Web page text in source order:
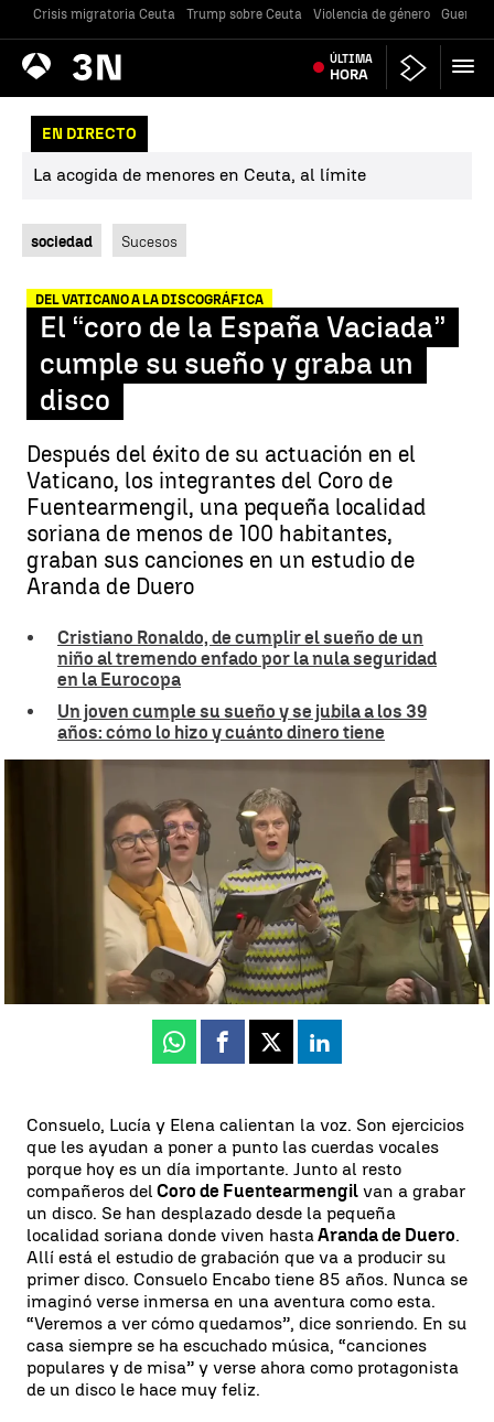
Crisis migratoria Ceuta Trump sobre Ceuta Violencia de género Guerra
Antena
3 Noticias ÚLTIMA
HORA
EN DIRECTO
La acogida de menores en Ceuta, al límite
sociedad Sucesos
DEL VATICANO A LA DISCOGRÁFICA
El “coro de la España Vaciada”
cumple su sueño y graba un
disco
Después del éxito de su actuación en el
Vaticano, los integrantes del Coro de
Fuentearmengil, una pequeña localidad
soriana de menos de 100 habitantes,
graban sus canciones en un estudio de
Aranda de Duero
Cristiano Ronaldo, de cumplir el sueño de un
niño al tremendo enfado por la nula seguridad
en la Eurocopa
Un joven cumple su sueño y se jubila a los 39
años: cómo lo hizo y cuánto dinero tiene
Cantaron para el papa Francisco y ahora graban un disco |Antena 3
Noticias
Silvia González Martínez
Publicado:
12 de marzo de 2025, 12:35
Whatsapp
Facebook
X Linkedin
Consuelo, Lucía y Elena calientan la voz. Son ejercicios
que les ayudan a poner a punto las cuerdas vocales
porque hoy es un día importante. Junto al resto
compañeros del Coro de Fuentearmengil van a grabar
un disco. Se han desplazado desde la pequeña
localidad soriana donde viven hastaAranda de Duero.
Allí está el estudio de grabación que va a producir su
primer disco. Consuelo Encabo tiene 85 años. Nunca se
imaginó verse inmersa en una aventura como esta.
“Veremos a ver cómo quedamos”, dice sonriendo. En su
casa siempre se ha escuchado música, “canciones
populares y de misa” y verse ahora como protagonista
de un disco le hace muy feliz.